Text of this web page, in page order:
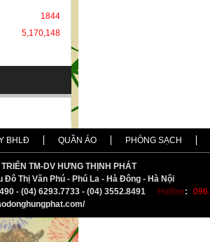
1844
5,170,148
BHLĐ QUẦN ÁO PHÒNG SẠCH
TM-DV HƯNG THỊNH PHÁT
Đô Thị Văn Phú - Phú La - Hà Đông - Hà Nội
- (04) 6293.7733 - (04) 3552.8491
Hotline: